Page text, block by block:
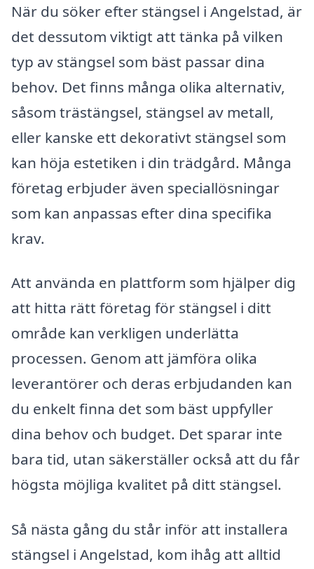
När du söker efter stängsel i Angelstad, är
det dessutom viktigt att tänka på vilken
typ av stängsel som bäst passar dina
behov. Det finns många olika alternativ,
såsom trästängsel, stängsel av metall,
eller kanske ett dekorativt stängsel som
kan höja estetiken i din trädgård. Många
företag erbjuder även speciallösningar
som kan anpassas efter dina specifika
krav.
Att använda en plattform som hjälper dig
att hitta rätt företag för stängsel i ditt
område kan verkligen underlätta
processen. Genom att jämföra olika
leverantörer och deras erbjudanden kan
du enkelt finna det som bäst uppfyller
dina behov och budget. Det sparar inte
bara tid, utan säkerställer också att du får
högsta möjliga kvalitet på ditt stängsel.
Så nästa gång du står inför att installera
stängsel i Angelstad, kom ihåg att alltid